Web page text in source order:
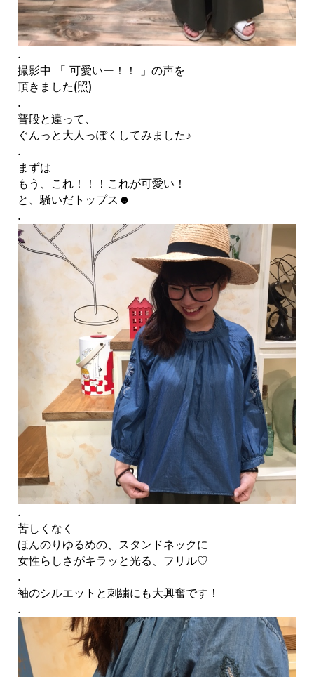
.
撮影中 「 可愛いー！！ 」の声を
頂きました(照)
.
普段と違って、
ぐんっと大人っぽくしてみました♪
.
まずは
もう、これ！！！これが可愛い！
と、騒いだトップス☻
.
.
苦しくなく
ほんのりゆるめの、スタンドネックに
女性らしさがキラッと光る、フリル♡
.
袖のシルエットと刺繍にも大興奮です！
.